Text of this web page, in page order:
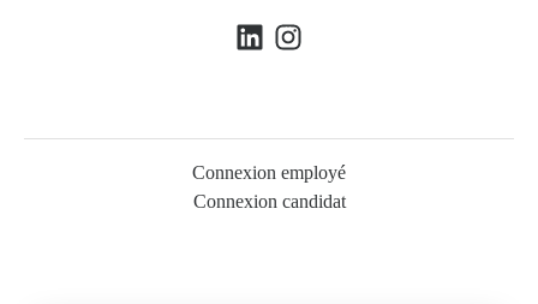
Connexion employé
Connexion candidat